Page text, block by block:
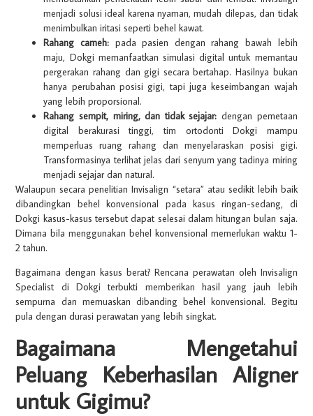
menjadi solusi ideal karena nyaman, mudah dilepas, dan tidak
menimbulkan iritasi seperti behel kawat.
Rahang cameh: pada pasien dengan rahang bawah lebih
maju, Dokgi memanfaatkan simulasi digital untuk memantau
pergerakan rahang dan gigi secara bertahap. Hasilnya bukan
hanya perubahan posisi gigi, tapi juga keseimbangan wajah
yang lebih proporsional.
Rahang sempit, miring, dan tidak sejajar:dengan pemetaan
digital berakurasi tinggi, tim ortodonti Dokgi mampu
memperluas ruang rahang dan menyelaraskan posisi gigi.
Transformasinya terlihat jelas dari senyum yang tadinya miring
menjadi sejajar dan natural.
Walaupun secara penelitian Invisalign “setara” atau sedikit lebih baik
dibandingkan behel konvensional pada kasus ringan-sedang, di
Dokgi kasus-kasus tersebut dapat selesai dalam hitungan bulan saja.
Dimana bila menggunakan behel konvensional memerlukan waktu 1-
2 tahun.
Bagaimana dengan kasus berat? Rencana perawatan oleh Invisalign
Specialist di Dokgi terbukti memberikan hasil yang jauh lebih
sempurna dan memuaskan dibanding behel konvensional. Begitu
pula dengan durasi perawatan yang lebih singkat.
Bagaimana Mengetahui
Peluang Keberhasilan Aligner
untuk Gigimu?